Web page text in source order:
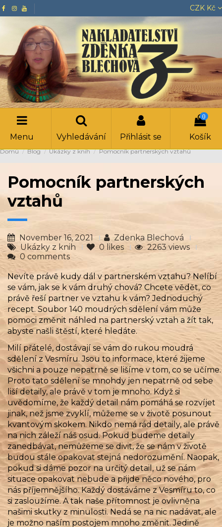
CZK Kč
Menu Vyhledávání Přihlásit se
0
Košík
Domů Blog Ukázky z knih Pomocník partnerských vztahů
Pomocník partnerských
vztahů
November 16, 2021
Zdenka Blechová
Ukázky z knih
0 likes
2263 views
0 comments
Nevíte právě kudy dál v partnerském vztahu? Nelíbí
se vám, jak se k vám druhý chová? Chcete vědět, co
právě řeší partner ve vztahu k vám? Jednoduchý
recept. Soubor 140 moudrých sdělení vám může
pomoci změnit náhled na partnerský vztah a žít tak,
abyste našli štěstí, které hledáte.
Milí přátelé, dostávají se vám do rukou moudrá
sdělení z Vesmíru. Jsou to informace, které žijeme
všichni a pouze nepatrně se lišíme v tom, co se učíme.
Proto tato sdělení se mnohdy jen nepatrně od sebe
liší detaily, ale právě v tom je mnoho. Když si
uvědomíme, že každý detail nám pomáhá se rozvíjet
jinak, než jsme zvyklí, můžeme se v životě posunout
kvantovým skokem. Nikdo nemá rád detaily, ale právě
na nich záleží náš osud. Pokud budeme detaily
zanedbávat, nemůžeme se divit, že se nám v životě
budou stále opakovat stejná nedorozumění. Naopak,
pokud si dáme pozor na určitý detail, už se nám
situace opakovat nebude a přijde něco nového, pro
nás příjemnějšího. Každý dostáváme z Vesmíru to, co
si zasloužíme. A tak naše přítomnost je ovlivněna
našimi skutky z minulosti. Nedá se na nic nadávat, ale
je možno naším postojem mnoho změnit. Jedině